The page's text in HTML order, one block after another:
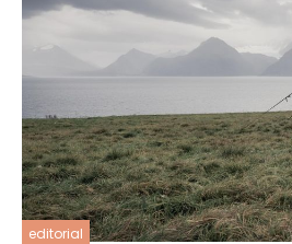
editorial